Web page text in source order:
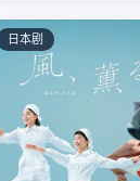
日本剧